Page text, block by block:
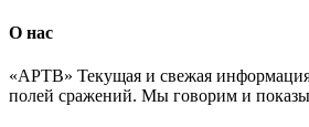
О нас
«АРТВ» Текущая и свежая
полей сражений. Мы говорим и